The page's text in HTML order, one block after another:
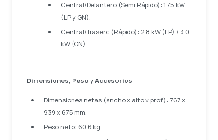
Central/Delantero (Semi Rápido): 1.75 kW
(LP y GN).
Central/Trasero (Rápido): 2.8 kW (LP) / 3.0
kW (GN).
Dimensiones, Peso y Accesorios
Dimensiones netas (ancho x alto x prof.): 767 x
939 x 675 mm.
Peso neto: 60.6 kg.